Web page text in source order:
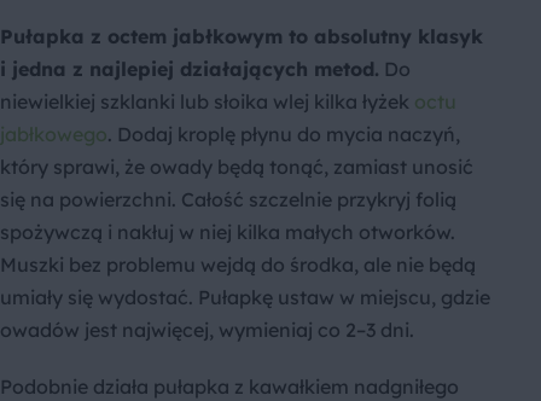
Pułapka z octem jabłkowym to absolutny klasyk
i jedna z najlepiej działających metod. Do
niewielkiej szklanki lub słoika wlej kilka łyżek octu
jabłkowego. Dodaj kroplę płynu do mycia naczyń,
który sprawi, że owady będą tonąć, zamiast unosić
się na powierzchni. Całość szczelnie przykryj folią
spożywczą i nakłuj w niej kilka małych otworków.
Muszki bez problemu wejdą do środka, ale nie będą
umiały się wydostać. Pułapkę ustaw w miejscu, gdzie
owadów jest najwięcej, wymieniaj co 2–3 dni.
Podobnie działa pułapka z kawałkiem nadgniłego